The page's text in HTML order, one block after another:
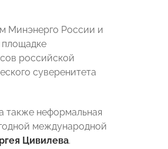
Минэнерго России и
российской
суверенитета
также неформальная
международной
Цивилева.